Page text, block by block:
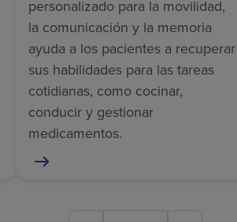
personalizado para la movilidad,
la comunicación y la memoria
ayuda a los pacientes a recuperar
sus habilidades para las tareas
cotidianas, como cocinar,
conducir y gestionar
medicamentos.